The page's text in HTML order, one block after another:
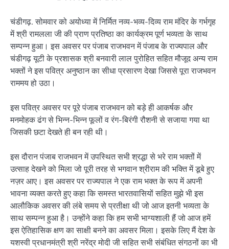
चंडीगढ़. सोमवार को अयोध्या में निर्मित नव्य-भव्य-दिव्य राम मंदिर के गर्भगृह
में श्री रामलला जी की प्राण प्रतिष्ठा का कार्यक्रम पूर्ण भव्यता के साथ
सम्पन्न हुआ। इस अवसर पर पंजाब राजभवन में पंजाब के राज्यपाल और
चंडीगढ़ यूटी के प्रशासक श्री बनवारी लाल पुरोहित सहित मौजूद अन्य राम
भक्तों ने इस पवित्र अनुष्ठान का सीधा प्रसारण देखा जिससे पूरा राजभवन
राममय हो उठा।
इस पवित्र अवसर पर पूरे पंजाब राजभवन को बड़े ही आकर्षक और
मनमोहक ढंग से भिन्न-भिन्न फूलों व रंग-बिरंगी रौशनी से सजाया गया था
जिसकी छटा देखते ही बन रही थी।
इस दौरान पंजाब राजभवन में उपस्थित सभी श्रद्धा से भरे राम भक्तों में
उत्साह देखने को मिला जो पूरी तरह से भगवान श्रीराम की भक्ति में डूबे हुए
नज़र आए। इस अवसर पर राज्यपाल ने एक राम भक्त के रूप में अपनी
भावना व्यक्त करते हुए कहा कि समस्त भारतवासियों सहित मुझे भी इस
आलौकिक अवसर की लंबे समय से प्रतीक्षा थी जो आज इतनी भव्यता के
साथ सम्पन्न हुआ है। उन्होंने कहा कि हम सभी भाग्यशाली हैं जो आज हमें
इस ऐतिहासिक क्षण का साक्षी बनने का अवसर मिला। इसके लिए मैं देश के
यशस्वी प्रधानमंत्री श्री नरेंद्र मोदी जी सहित सभी संबंधित संगठनों का भी